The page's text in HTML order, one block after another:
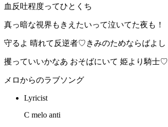
血反吐程度ってひとくち
真っ暗な視界もきえたいって泣いてた夜も！
守るよ 晴れて反逆者♡きみのためならばよし
攫っていいかなあ おそばにいて 姫より騎士♡
メロからのラブソング
Lyricist
C melo anti